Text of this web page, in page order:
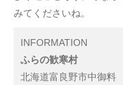
みてくださいね。
INFORMATION
ふらの歓寒村
北海道富良野市中御料